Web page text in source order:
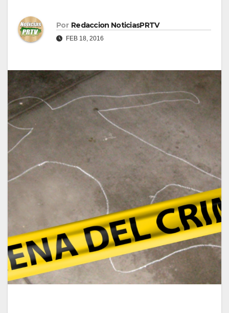
Por Redaccion NoticiasPRTV
FEB 18, 2016